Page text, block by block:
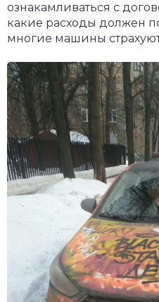
ознакамливаться с
какие расходы должен
многие машины